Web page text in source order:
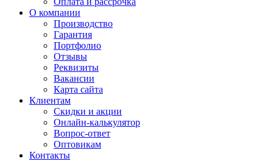
О компании
Производство
Гарантия
Портфолио
Отзывы
Реквизиты
Вакансии
Карта сайта
Клиентам
Скидки и акции
Онлайн-калькулятор
Вопрос-ответ
Оптовикам
Контакты